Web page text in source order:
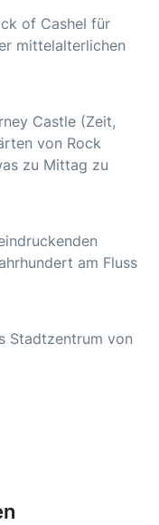
of Cashel für
mittelalterlichen
Castle (Zeit,
von Rock
zu Mittag zu
am Fluss
Stadtzentrum von